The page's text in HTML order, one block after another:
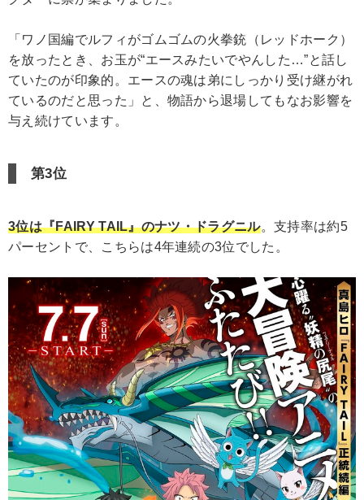
「ワノ国編でルフィがゴムゴムの火拳銃（レッドホーク）
を放ったとき、お玉が“エースみたいでやんした…”と話し
ていたのが印象的。エースの魂は弟にしっかり受け継がれ
ているのだと思った」と、物語から退場してもなお影響を
与え続けています。
第3位
3位は『FAIRY TAIL』のナツ・ドラグニル。支持率は約5
パーセントで、こちらは4年連続の3位でした。